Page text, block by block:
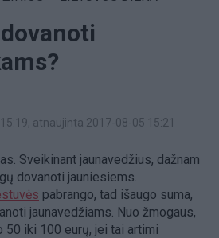
, atnaujinta 2017-08-05 15:21
Sveikinant jaunavedžius, dažnam
dovanoti jauniesiems.
pabrango, tad išaugo suma,
jaunavedžiams. Nuo žmogaus,
50 iki 100 eurų, jei tai artimi